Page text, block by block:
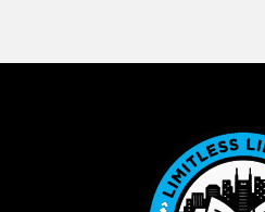
Footer menu